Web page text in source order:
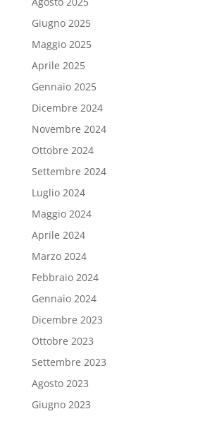
Giugno 2025
Maggio 2025
Aprile 2025
Gennaio 2025
Dicembre 2024
Novembre 2024
Ottobre 2024
Settembre 2024
Luglio 2024
Maggio 2024
Aprile 2024
Marzo 2024
Febbraio 2024
Gennaio 2024
Dicembre 2023
Ottobre 2023
Settembre 2023
Agosto 2023
Giugno 2023